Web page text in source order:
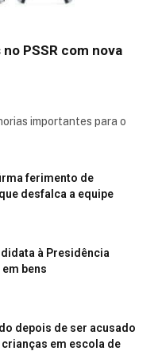
PSSR com nova
importantes para o
ferimento de
desfalca a equipe
à Presidência
bens
depois de ser acusado
em escola de